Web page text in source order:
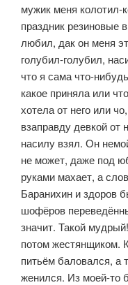
мужик меня колотил-
праздник рези­новые
любил, дак он меня
голубил-голубил,
что я сама что-
какое приняла или
хотела от него или
взаправду девкой от
насилу взял. Он
не может, даже под
руками махает, а
Баранихин и здоров
шофёров
значит. Такой
потом жестянщиком.
питьём баловался, а
женился. Из моей-то